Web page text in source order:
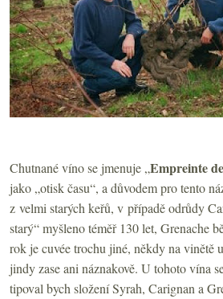
Chutnané víno se jmenuje „Empreinte
jako „otisk času“, a důvodem pro tento
z velmi starých keřů, v případě odrůdy
starý“ myšleno téměř 130 let, Grenache
rok je cuvée trochu jiné, někdy na vinětě
jindy zase ani náznakově. U tohoto vína
tipoval bych složení Syrah, Carignan a